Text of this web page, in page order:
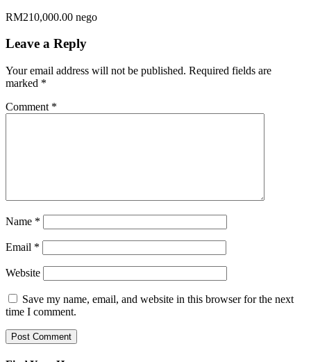
RM210,000.00 nego
Leave a Reply
Your email address will not be published. Required fields are
marked *
Comment *
Name *
Email *
Website
Save my name, email, and website in this browser for the next
time I comment.